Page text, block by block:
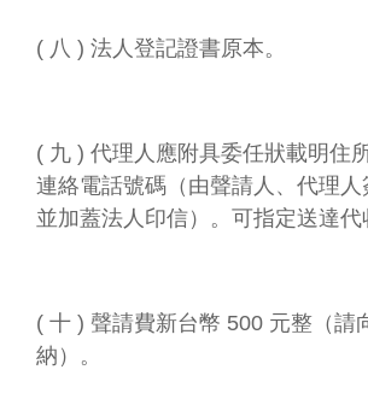
( 八 ) 法人登記證書原本。
( 九 ) 代理人應附具委任狀載明住
連絡電話號碼（由聲請人、代理人
並加蓋法人印信）。可指定送達代
( 十 ) 聲請費新台幣 500 元整（請
納）。